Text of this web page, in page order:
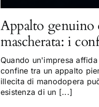
Appalto genuino
mascherata: i
Quando un'impresa
confine tra un appalto
illecita di manodopera
esistenza di un [...]